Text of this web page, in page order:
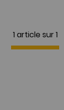
1 article sur 1